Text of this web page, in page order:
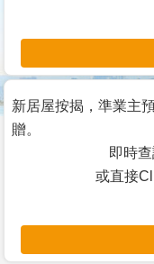
宅
谷
按
客
新居屋按揭，準業主
贈。
即時
或直接